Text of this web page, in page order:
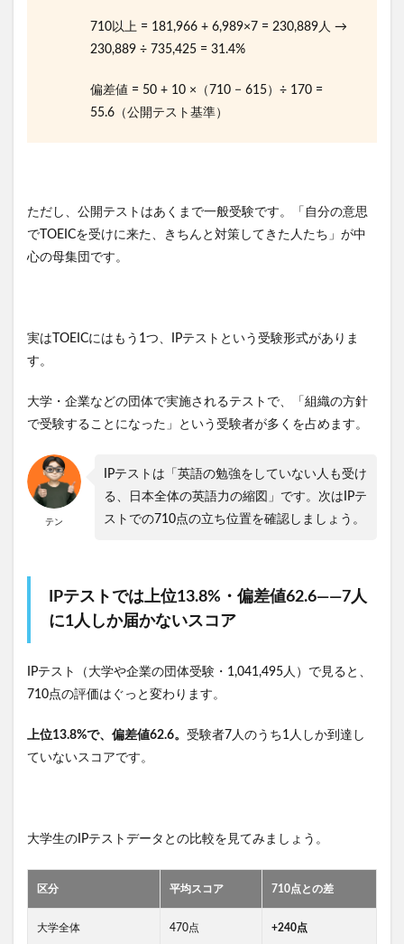
710以上 = 181,966 + 6,989×7 = 230,889人 →
230,889 ÷ 735,425 = 31.4%
偏差値 = 50 + 10 ×（710 − 615）÷ 170 =
55.6（公開テスト基準）
ただし、公開テストはあくまで一般受験です。「自分の意思
でTOEICを受けに来た、きちんと対策してきた人たち」が中
心の母集団です。
実はTOEICにはもう1つ、IPテストという受験形式がありま
す。
大学・企業などの団体で実施されるテストで、「組織の方針
で受験することになった」という受験者が多くを占めます。
テン
IPテストは「英語の勉強をしていない人も受け
る、日本全体の英語力の縮図」です。次はIPテ
ストでの710点の立ち位置を確認しましょう。
IPテストでは上位13.8%・偏差値62.6——7人
に1人しか届かないスコア
IPテスト（大学や企業の団体受験・1,041,495人）で見ると、
710点の評価はぐっと変わります。
上位13.8%で、偏差値62.6。 受験者7人のうち1人しか到達し
ていないスコアです。
大学生のIPテストデータとの比較を見てみましょう。
区分 平均スコア 710点との差
大学全体 470点 +240点